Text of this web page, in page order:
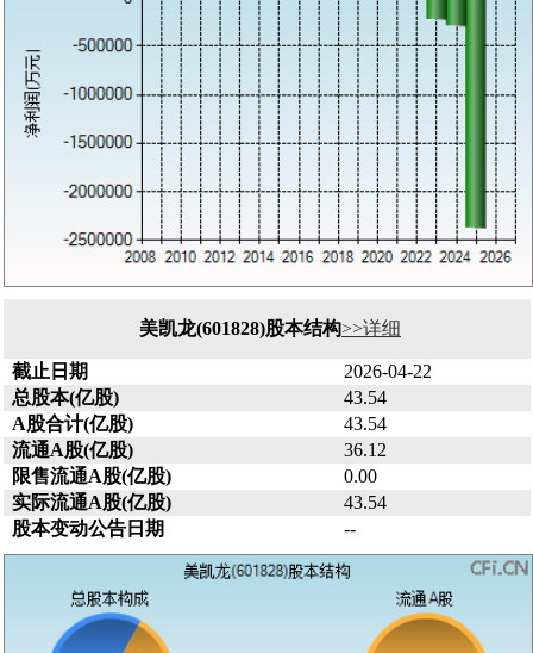
美凯龙(601828)股本结构>>详细
截止日期
2026-04-22
总股本(亿股)
43.54
A股合计(亿股)
43.54
流通A股(亿股)
36.12
限售流通A股(亿股)
0.00
实际流通A股(亿股)
43.54
股本变动公告日期
--